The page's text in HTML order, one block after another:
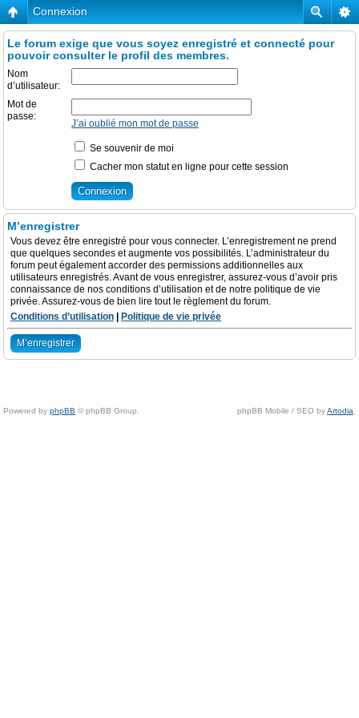
Connexion
Le forum exige que vous soyez enregistré et connecté pour
pouvoir consulter le profil des membres.
Nom
d’utilisateur:
Mot de
passe:
J’ai oublié mon mot de passe
Se souvenir de moi
Cacher mon statut en ligne pour cette session
M’enregistrer
Vous devez être enregistré pour vous connecter. L’enregistrement ne prend
que quelques secondes et augmente vos possibilités. L’administrateur du
forum peut également accorder des permissions additionnelles aux
utilisateurs enregistrés. Avant de vous enregistrer, assurez-vous d’avoir pris
connaissance de nos conditions d’utilisation et de notre politique de vie
privée. Assurez-vous de bien lire tout le règlement du forum.
Conditions d’utilisation
Politique de vie privée
M’enregistrer
Powered by phpBB © phpBB Group. phpBB Mobile / SEO byArtodia